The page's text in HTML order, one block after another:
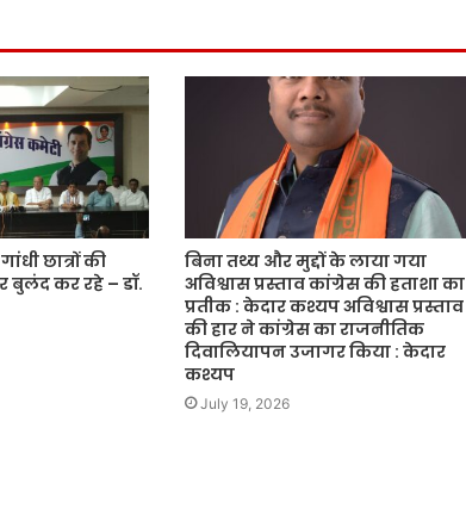
छात्रों की
बुलंद कर रहे – डॉ.
बिना तथ्य और मुद्दों के लाया गया
अविश्वास प्रस्ताव कांग्रेस की हताशा का
प्रतीक : केदार कश्यप अविश्वास प्रस्ताव
की हार ने कांग्रेस का राजनीतिक
दिवालियापन उजागर किया : केदार
कश्यप
July 19, 2026